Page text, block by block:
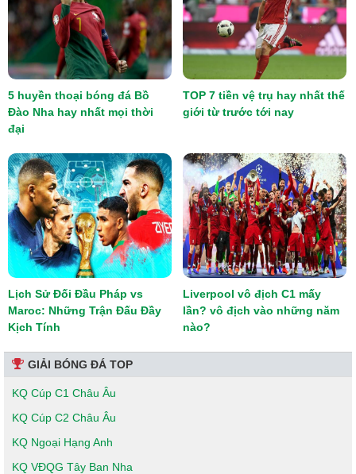
5 huyền thoại bóng đá Bồ
Đào Nha hay nhất mọi thời
đại
TOP 7 tiền vệ trụ hay nhất thế
giới từ trước tới nay
Lịch Sử Đối Đầu Pháp vs
Maroc: Những Trận Đấu Đầy
Kịch Tính
Liverpool vô địch C1 mấy
lần? vô địch vào những năm
nào?
GIẢI BÓNG ĐÁ TOP
KQ Cúp C1 Châu Âu
KQ Cúp C2 Châu Âu
KQ Ngoại Hạng Anh
KQ VĐQG Tây Ban Nha